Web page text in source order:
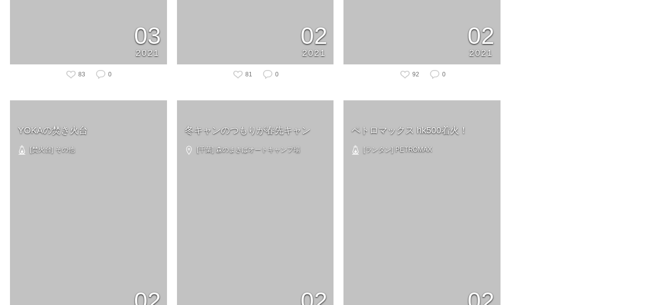
03
2021
83 0
02
2021
81 0
02
2021
92 0
YOKAの焚き火台
[焚火台] その他
冬キャンのつもりが春先キャン
[千葉] 森のまきばオートキャンプ場
ペトロマックス hk500着火！
[ランタン] PETROMAX